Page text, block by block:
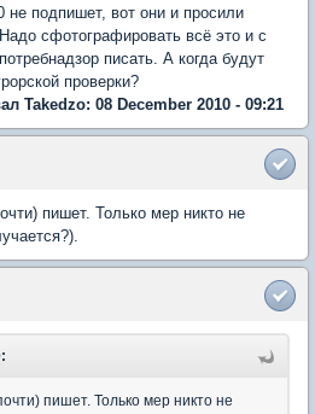
не подпишет, вот они и просили
сфотографировать всё это и с
писать. А когда будут
проверки?
Takedzo: 08 December 2010 - 09:21
пишет. Только мер никто не
пишет. Только мер никто не